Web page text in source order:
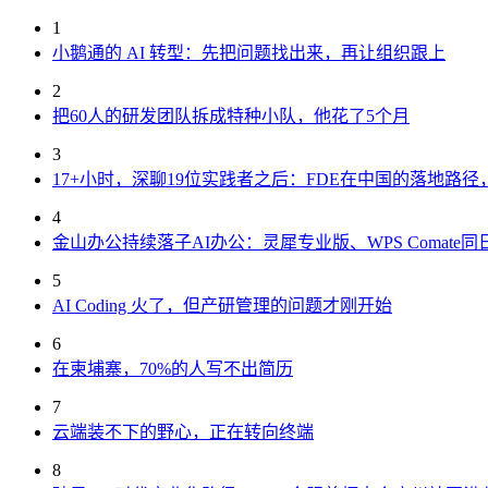
1
小鹅通的 AI 转型：先把问题找出来，再让组织跟上
2
把60人的研发团队拆成特种小队，他花了5个月
3
17+小时，深聊19位实践者之后：FDE在中国的落地路径
4
金山办公持续落子AI办公：灵犀专业版、WPS Comate同
5
AI Coding 火了，但产研管理的问题才刚开始
6
在柬埔寨，70%的人写不出简历
7
云端装不下的野心，正在转向终端
8